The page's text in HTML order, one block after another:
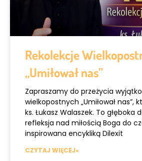
Rekolekcje
„Umiłował nas”
Zapraszamy do przeżycia
wielkopostnych „Umiłował nas”,
ks. Łukasz Walaszek. To głęboka
refleksja nad miłością Boga do
inspirowana encykliką Dilexit
CZYTAJ WIĘCEJ»